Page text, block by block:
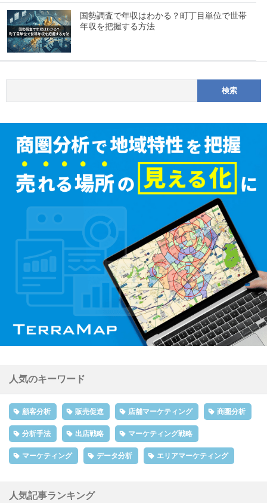
国勢調査で年収はわかる？町丁目単位で世帯
年収を把握する方法
人気のキーワード
顧客分析 販売促進 店舗マーケティング 商圏分析
分析手法 出店戦略 マーケティング戦略
マーケティング データ分析 エリアマーケティング
人気記事ランキング